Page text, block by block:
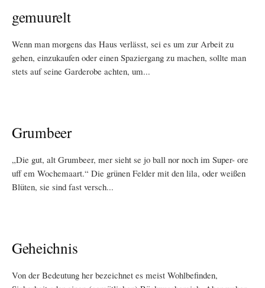
gemuurelt
Wenn man morgens das Haus verlässt, sei es um zur Arbeit zu
gehen, einzukaufen oder einen Spaziergang zu machen, sollte man
stets auf seine Garderobe achten, um...
Grumbeer
„Die gut, alt Grumbeer, mer sieht se jo ball nor noch im Super- ore
uff em Wochemaart.“ Die grünen Felder mit den lila, oder weißen
Blüten, sie sind fast versch...
Geheichnis
Von der Bedeutung her bezeichnet es meist Wohlbefinden,